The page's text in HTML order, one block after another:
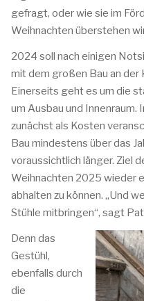
gefragt, oder wie sie im
Weihnachten überstehen
2024 soll nach einigen
mit dem großen Bau an der
Einerseits geht es um die
um Ausbau und
zunächst als Kosten
Bau mindestens über das
voraussichtlich länger. Ziel
Weihnachten 2025 wieder
abhalten zu können. „Und
Stühle mitbringen“, sagt
Denn das
Gestühl,
ebenfalls durch
die